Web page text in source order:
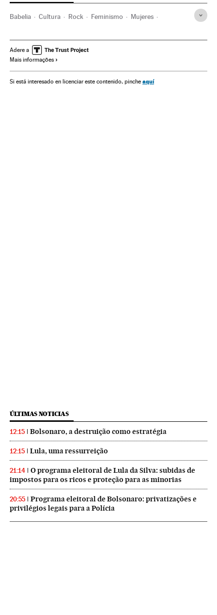
Babelia Cultura Rock Feminismo Mujeres
Babelia Yoko Ono Música
Adere a
Mais informações
Si está interesado en licenciar este contenido, pinche aquí
ÚLTIMAS NOTICIAS
12:15 Bolsonaro, a destruição como estratégia
12:15 Lula, uma ressurreição
21:14
O programa eleitoral de Lula da Silva: subidas de
impostos para os ricos e proteção para as minorias
20:55
Programa eleitoral de Bolsonaro: privatizações e
privilégios legais para a Polícia